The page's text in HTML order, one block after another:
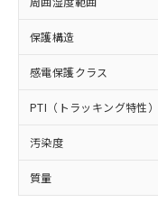
保護構造
感電保護クラス
PTI（トラッキング特性）
汚染度
質量
オムロ
ください
在庫状
事前の
示しな
マイパ
ビス）
メンバ
但し、RoHS指
フタル酸エステ
図的な使用がな
※2 対応予定
部品在庫の
月が前後す
ル) : 1000ppm、
DEHP(フタル酸
※2 環境保護
「ｅ」：有害
準値以下で
「10」：通
質が外部に
及ぼさない
当社は
ル、化
武器並
使用いた
当社は
場合は
該第三
販売先
り引き
在
い
た
機
認く
受
情